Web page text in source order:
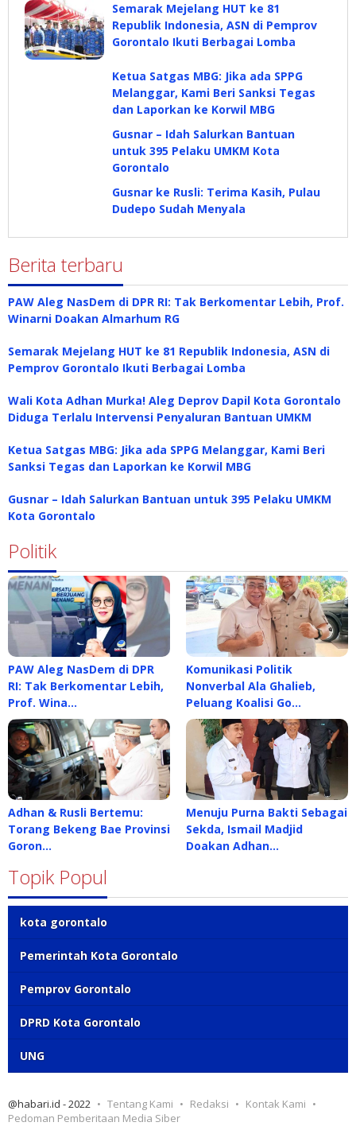
Semarak Mejelang HUT ke 81
Republik Indonesia, ASN di Pemprov
Gorontalo Ikuti Berbagai Lomba
Ketua Satgas MBG: Jika ada SPPG
Melanggar, Kami Beri Sanksi Tegas
dan Laporkan ke Korwil MBG
Gusnar – Idah Salurkan Bantuan
untuk 395 Pelaku UMKM Kota
Gorontalo
Gusnar ke Rusli: Terima Kasih, Pulau
Dudepo Sudah Menyala
Berita terbaru
PAW Aleg NasDem di DPR RI: Tak Berkomentar Lebih, Prof.
Winarni Doakan Almarhum RG
Semarak Mejelang HUT ke 81 Republik Indonesia, ASN di
Pemprov Gorontalo Ikuti Berbagai Lomba
Wali Kota Adhan Murka! Aleg Deprov Dapil Kota Gorontalo
Diduga Terlalu Intervensi Penyaluran Bantuan UMKM
Ketua Satgas MBG: Jika ada SPPG Melanggar, Kami Beri
Sanksi Tegas dan Laporkan ke Korwil MBG
Gusnar – Idah Salurkan Bantuan untuk 395 Pelaku UMKM
Kota Gorontalo
Politik
PAW Aleg NasDem di DPR
RI: Tak Berkomentar Lebih,
Prof. Wina…
Komunikasi Politik
Nonverbal Ala Ghalieb,
Peluang Koalisi Go…
Adhan & Rusli Bertemu:
Torang Bekeng Bae Provinsi
Goron…
Menuju Purna Bakti Sebagai
Sekda, Ismail Madjid
Doakan Adhan…
Topik Popul
kota gorontalo
Pemerintah Kota Gorontalo
Pemprov Gorontalo
DPRD Kota Gorontalo
UNG
@habari.id - 2022 Tentang Kami Redaksi
Kontak Kami
Pedoman Pemberitaan Media Siber